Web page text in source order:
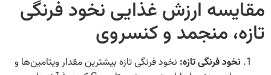
مقایسه ارزش غذایی نخود فرنگی
تازه، منجمد و کنسروی
نخود فرنگی تازه: نخود فرنگی تازه بیشترین مقدار ویتامین‌ها و